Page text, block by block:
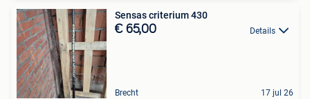
Sensas criterium 430
€ 65,00 Details
Brecht 17 jul 26